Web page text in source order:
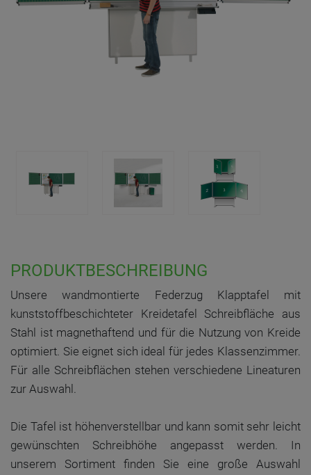
PRODUKTBESCHREIBUNG
Unsere wandmontierte Federzug Klapptafel mit
kunststoffbeschichteter Kreidetafel Schreibfläche aus
Stahl ist magnethaftend und für die Nutzung von Kreide
optimiert. Sie eignet sich ideal für jedes Klassenzimmer.
Für alle Schreibflächen stehen verschiedene Lineaturen
zur Auswahl.
Die Tafel ist höhenverstellbar und kann somit sehr leicht
gewünschten Schreibhöhe angepasst werden. In
unserem Sortiment finden Sie eine große Auswahl